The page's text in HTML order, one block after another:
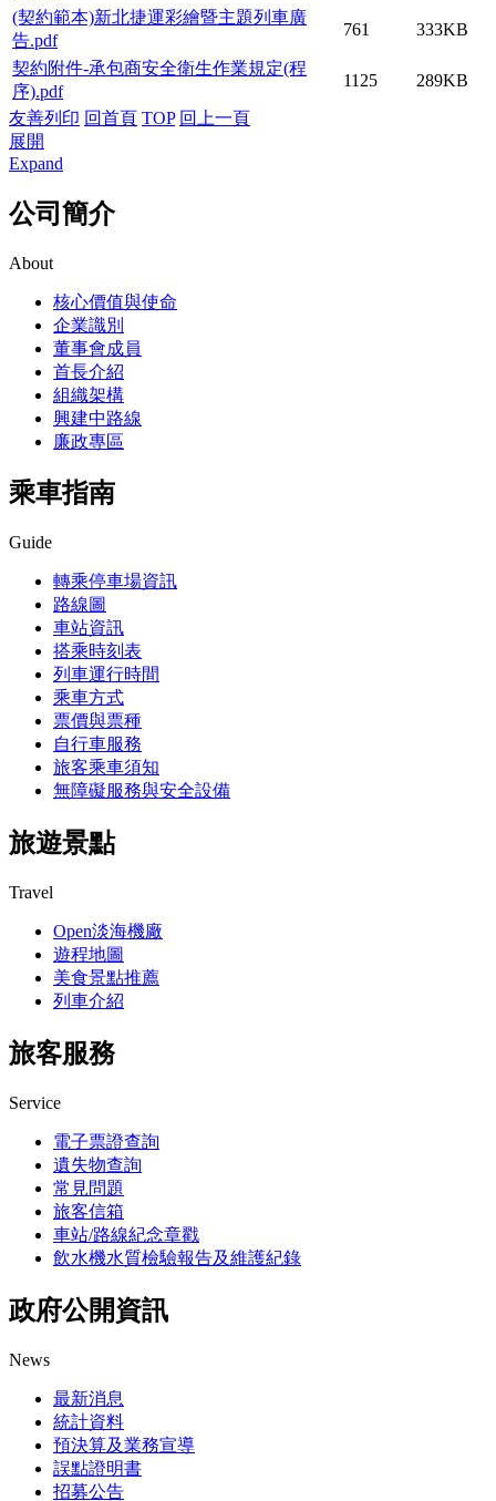
(契約範本)新北捷運彩繪暨主題列車廣
告.pdf
761 333KB
契約附件-承包商安全衛生作業規定(程
序).pdf
1125
289KB
友善列印 回首頁 TOP 回上一頁
展開
Expand
公司簡介
About
核心價值與使命
企業識別
董事會成員
首長介紹
組織架構
興建中路線
廉政專區
乘車指南
Guide
轉乘停車場資訊
路線圖
車站資訊
搭乘時刻表
列車運行時間
乘車方式
票價與票種
自行車服務
旅客乘車須知
無障礙服務與安全設備
旅遊景點
Travel
Open淡海機廠
遊程地圖
美食景點推薦
列車介紹
旅客服務
Service
電子票證查詢
遺失物查詢
常見問題
旅客信箱
車站/路線紀念章戳
飲水機水質檢驗報告及維護紀錄
政府公開資訊
News
最新消息
統計資料
預決算及業務宣導
誤點證明書
招募公告